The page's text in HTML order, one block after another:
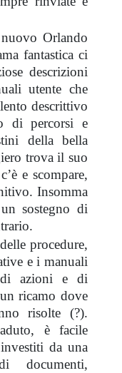
Orlando
fantastica ci
descrizioni
utente che
descrittivo
di percorsi e
della bella
trova il suo
e scompare,
Insomma
sostegno di
procedure,
e i manuali
di azioni e di
ricamo dove
risolte (?).
è facile
da una
documenti,